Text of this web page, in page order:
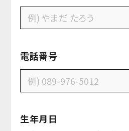
電話番号
生年月日